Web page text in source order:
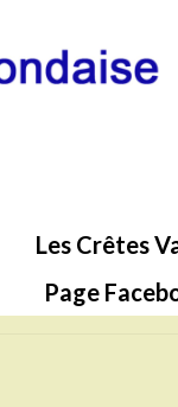
Les Crêtes
Page